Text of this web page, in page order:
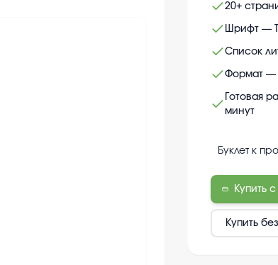
20+
Шрифт —
Список
Формат —
Готовая
минут
Буклет к
Купить
Купить